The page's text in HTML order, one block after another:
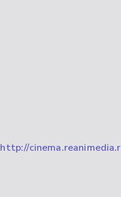
http://